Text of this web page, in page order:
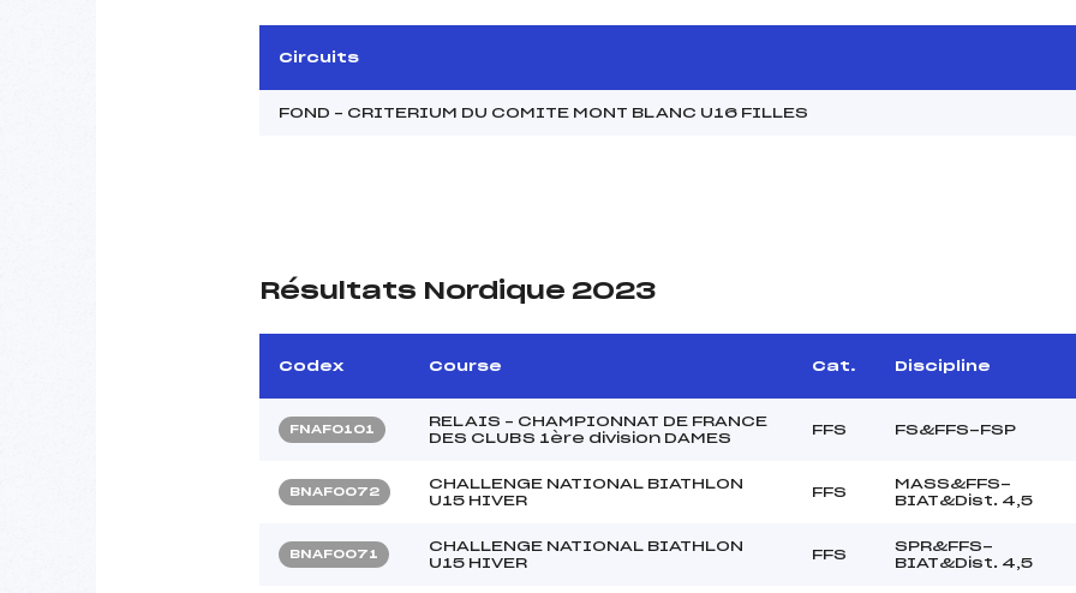
Circuits
FOND – CRITERIUM DU COMITE MONT BLANC U16 FILLES
Résultats Nordique 2023
Codex Course Cat. Discipline
FNAF0101
RELAIS – CHAMPIONNAT DE FRANCE
DES CLUBS 1ère division DAMES
FFS FS&FFS-FSP
BNAF0072
CHALLENGE NATIONAL BIATHLON
U15 HIVER
FFS
MASS&FFS-
BIAT&Dist. 4,5
BNAF0071
CHALLENGE NATIONAL BIATHLON
U15 HIVER
FFS
SPR&FFS-
BIAT&Dist. 4,5